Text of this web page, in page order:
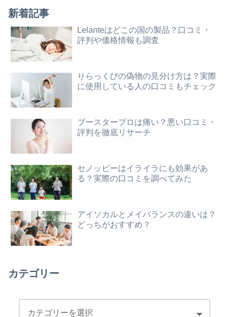
新着記事
Lelanteはどこの国の製品？口コミ・
評判や価格情報も調査
りらっくびの偽物の見分け方は？実際
に使用している人の口コミもチェック
ブースタープロは痛い？悪い口コミ・
評判を徹底リサーチ
セノッピーはイライラにも効果があ
る？実際の口コミを調べてみた
アイソカルとメイバランスの違いは？
どっちがおすすめ？
カテゴリー